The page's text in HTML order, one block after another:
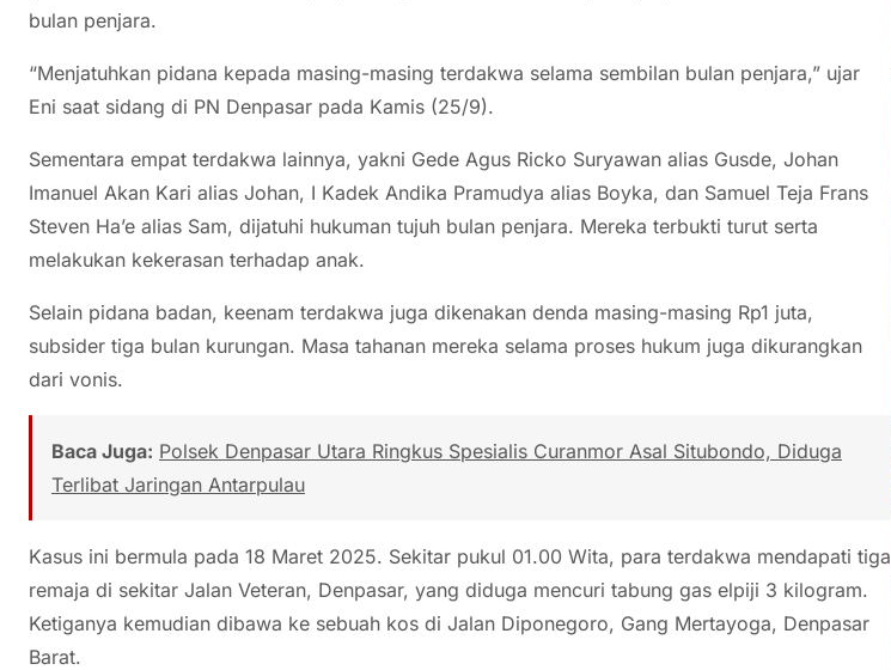
bulan penjara.
“Menjatuhkan pidana kepada masing-masing terdakwa selama sembilan bulan penjara,” ujar
Eni saat sidang di PN Denpasar pada Kamis (25/9).
Sementara empat terdakwa lainnya, yakni Gede Agus Ricko Suryawan alias Gusde, Johan
Imanuel Akan Kari alias Johan, I Kadek Andika Pramudya alias Boyka, dan Samuel Teja Frans
Steven Ha’e alias Sam, dijatuhi hukuman tujuh bulan penjara. Mereka terbukti turut serta
melakukan kekerasan terhadap anak.
Selain pidana badan, keenam terdakwa juga dikenakan denda masing-masing Rp1 juta,
subsider tiga bulan kurungan. Masa tahanan mereka selama proses hukum juga dikurangkan
dari vonis.
Baca Juga: Polsek Denpasar Utara Ringkus Spesialis Curanmor Asal Situbondo, Diduga
Terlibat Jaringan Antarpulau
Kasus ini bermula pada 18 Maret 2025. Sekitar pukul 01.00 Wita, para terdakwa mendapati tiga
remaja di sekitar Jalan Veteran, Denpasar, yang diduga mencuri tabung gas elpiji 3 kilogram.
Ketiganya kemudian dibawa ke sebuah kos di Jalan Diponegoro, Gang Mertayoga, Denpasar
Barat.